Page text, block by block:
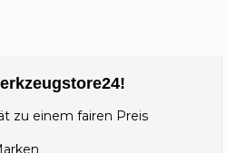
zu einem fairen Preis